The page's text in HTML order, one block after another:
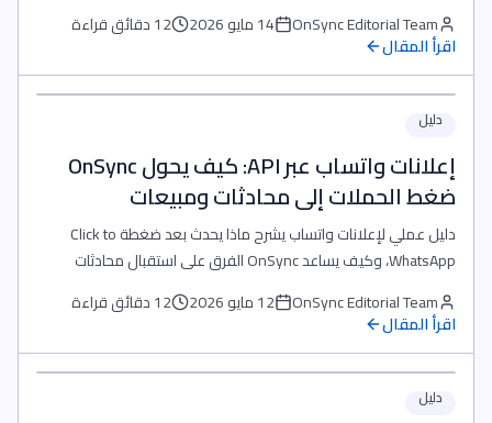
OnSync Editorial Team
14 مايو 2026 12 دقائق قراءة
اقرأ المقال
دليل
إعلانات واتساب عبر API: كيف يحول OnSync
ضغط الحملات إلى محادثات ومبيعات
دليل عملي لإعلانات واتساب يشرح ماذا يحدث بعد ضغطة Click to
WhatsApp، وكيف يساعد OnSync الفرق على استقبال محادثات
الإعلانات داخل صندوق وارد موحد، توزيعها، تأهيل العملاء، واستخدام
WhatsApp Business API بدون وعود وهمية أو أرقام غير موثقة.
OnSync Editorial Team 12 مايو 2026 12 دقائق قراءة
اقرأ المقال
دليل